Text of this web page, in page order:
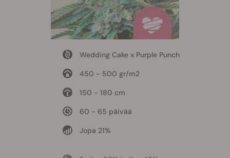
Wedding Cake x Purple Punch
450 - 500 gr/m2
150 - 180 cm
60 - 65 päivää
Jopa 21%